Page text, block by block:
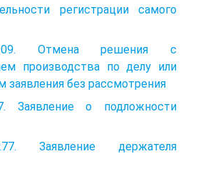
регистрации самого
Отмена решения с
производства по делу или
заявления без рассмотрения
Заявление о подложности
Заявление держателя